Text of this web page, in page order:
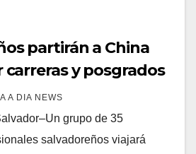
partirán a China
carreras y posgrados
A DIA NEWS
grupo de 35
salvadoreños viajará